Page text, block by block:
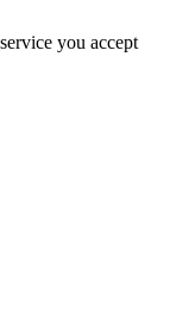
you accept